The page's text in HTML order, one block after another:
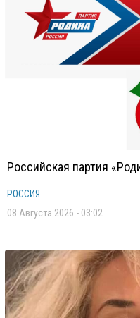
Российская партия
РОССИЯ
08 Августа 2026 - 03:02